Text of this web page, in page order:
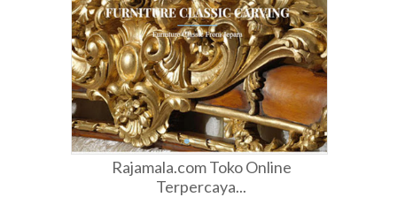
Rajamala.com Toko Online
Terpercaya...